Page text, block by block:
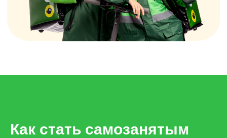
Как стать самозанятым